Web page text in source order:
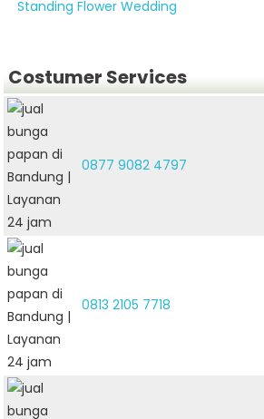
Standing Flower Wedding
Costumer Services
0877 9082 4797
0813 2105 7718